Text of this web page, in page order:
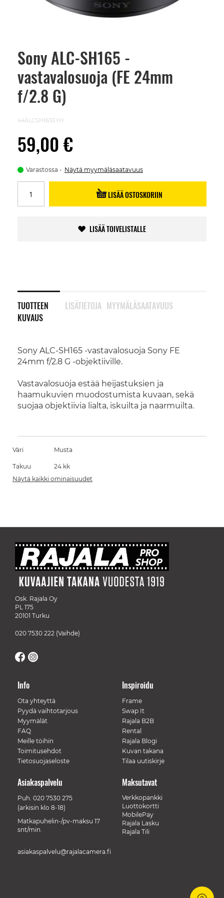
Sony ALC-SH165 -
vastavalosuoja (FE 24mm
f/2.8 G)
44ALCSH165SYH
59,00 €
Varastossa Näytä myymäläsaatavuus
LISÄÄ OSTOSKORIIN
LISÄÄ TOIVELISTALLE
TUOTTEEN
KUVAUS
Sony ALC-SH165 -vastavalosuoja Sony FE
24mm f/2.8 G -objektiiville.
Vastavalosuoja estää heijastuksien ja
haamukuvien muodostumista kuvaan, sekä
suojaa objektiivia lialta, iskuilta ja naarmuilta.
LISÄTIETOJA MYYMÄLÄSAATAVUUS
Skip
beginning
images
Väri Musta
Takuu
24 kk
Näytä kaikki ominaisuudet
Osk. Rajala Oy
PL 175
20101 Turku
020 7530 222 (Vaihde)
Info
Ota yhteyttä
Pyydä vaihtotarjous
Myymälät
FAQ
Meille töihin
Toimitusehdot
Tietosuojaseloste
Inspiroidu
Frame
Swap It
Rajala B2B
Rental
Rajala Blogi
Kuvan takana
Tilaa uutiskirje
Maksutavat
Verkkopankki
Luottokortti
MobilePay
Rajala Lasku
Rajala Tili
Asiakaspalvelu
Puh. 020 7530 275
(arkisin klo 8-18)
Matkapuhelin-/pv-maksu 17
snt/min.
asiakaspalvelu@rajalacamera.fi